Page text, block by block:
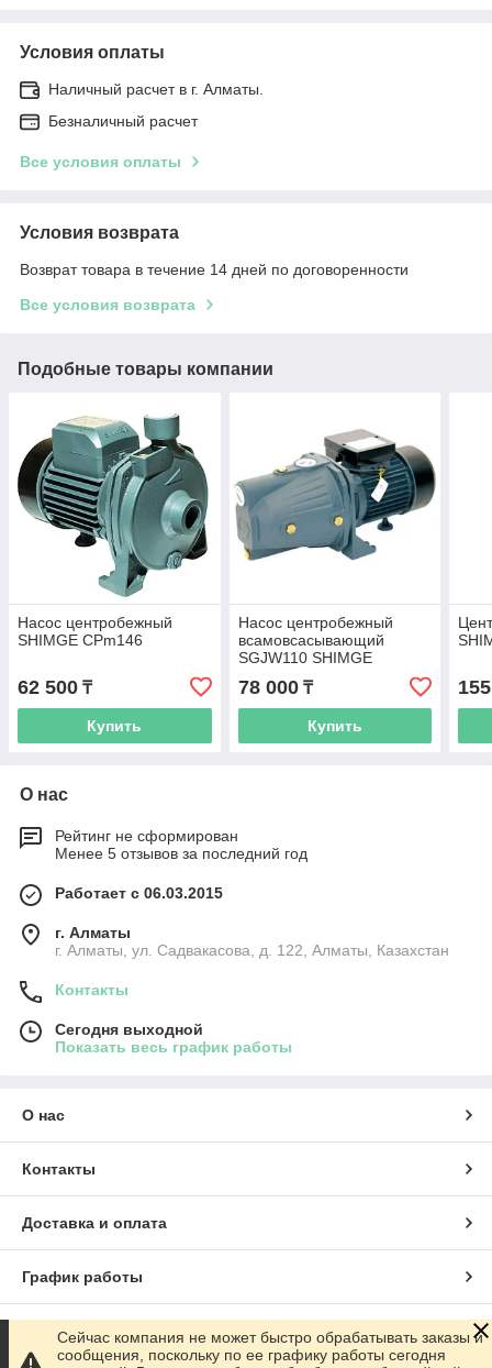
Условия оплаты
Наличный расчет в г. Алматы.
Безналичный расчет
Все условия оплаты
Условия возврата
Возврат товара в течение 14 дней по договоренности
Все условия возврата
Подобные товары компании
Насос центробежный
SHIMGE CPm146
62 500 ₸
Купить
Насос центробежный
всамовсасывающий
SGJW110 SHIMGE
78 000₸
Купить
О нас
Рейтинг не сформирован
Менее 5 отзывов за последний год
Работает с 06.03.2015
г. Алматы
г. Алматы, ул. Садвакасова, д. 122, Алматы, Казахстан
Контакты
Сегодня выходной
Показать весь график работы
О нас
Контакты
Доставка и оплата
График работы
Полная версия сайта
Сейчас компания не может быстро обрабатывать заказы и
сообщения, поскольку по ее графику работы сегодня